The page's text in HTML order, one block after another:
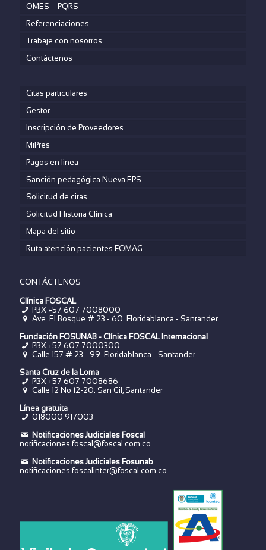
OMES – PQRS
Referenciaciones
Trabaje con nosotros
Contáctenos
Citas particulares
Gestor
Inscripción de Proveedores
MiPres
Pagos en linea
Sanción pedagógica Nueva EPS
Solicitud de citas
Solicitud Historia Clínica
Mapa del sitio
Ruta atención pacientes FOMAG
CONTÁCTENOS
Clínica FOSCAL
PBX +57 607 7008000
Ave. El Bosque # 23 - 60. Floridablanca - Santander
Fundación FOSUNAB - Clínica FOSCAL Internacional
PBX +57 607 7000300
Calle 157 # 23 - 99. Floridablanca - Santander
Santa Cruz de la Loma
PBX +57 607 7008686
Calle 12 No 12-20. San Gil, Santander
Línea gratuita
018000 917003
Notificaciones Judiciales Foscal
notificaciones.foscal@foscal.com.co
Notificaciones Judiciales Fosunab
notificaciones.foscalinter@foscal.com.co